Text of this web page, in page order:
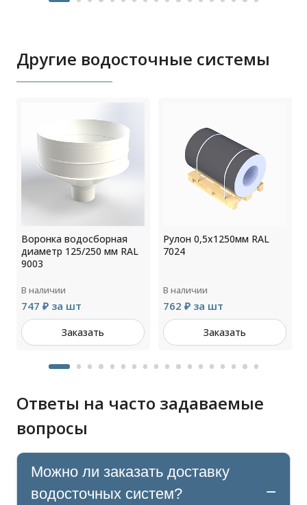
Другие водосточные системы
Воронка водосборная
диаметр 125/250 мм RAL
9003
В наличии
747 ₽ за шт
Заказать
Рулон 0,5x1250мм RAL
7024
В наличии
762 ₽ за шт
Заказать
Ответы на часто задаваемые
вопросы
Можно ли заказать доставку
водосточных систем?